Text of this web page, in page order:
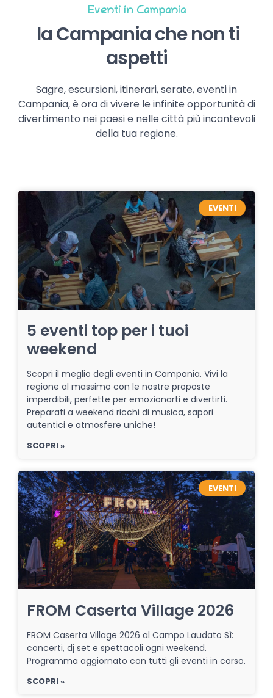
Eventi in Campania
la Campania che non ti
aspetti
Sagre, escursioni, itinerari, serate, eventi in
Campania, è ora di vivere le infinite opportunità di
divertimento nei paesi e nelle città più incantevoli
della tua regione.
EVENTI
5 eventi top per i tuoi
weekend
Scopri il meglio degli eventi in Campania. Vivi la
regione al massimo con le nostre proposte
imperdibili, perfette per emozionarti e divertirti.
Preparati a weekend ricchi di musica, sapori
autentici e atmosfere uniche!
SCOPRI »
EVENTI
FROM Caserta Village 2026
FROM Caserta Village 2026 al Campo Laudato Sì:
concerti, dj set e spettacoli ogni weekend.
Programma aggiornato con tutti gli eventi in corso.
SCOPRI »